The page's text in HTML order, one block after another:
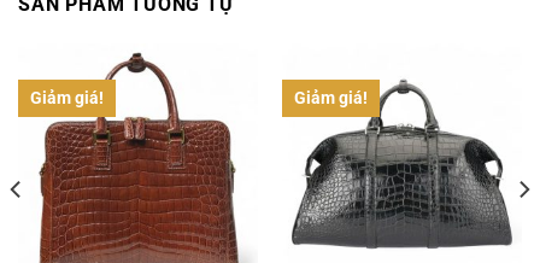
Giảm giá! Giảm giá!